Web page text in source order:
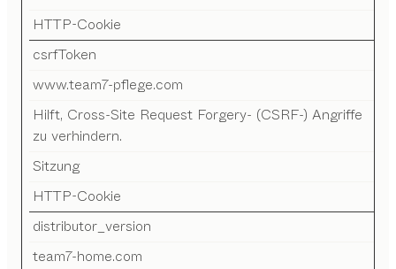
HTTP-Cookie
csrfToken
www.team7-pflege.com
Hilft, Cross-Site Request Forgery- (CSRF-) Angriffe
zu verhindern.
Sitzung
HTTP-Cookie
distributor_version
team7-home.com